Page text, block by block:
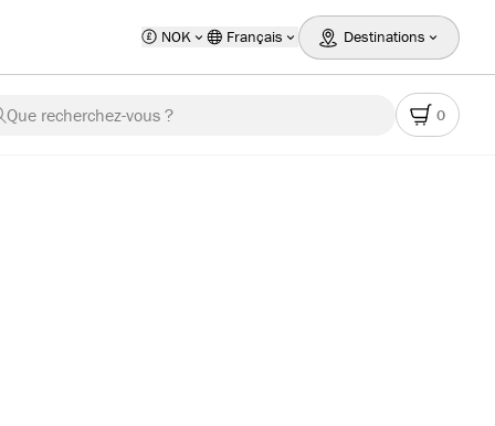
NOK Français Destinations
Que recherchez-vous ? 0